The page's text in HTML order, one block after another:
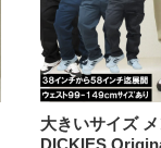
大きいサイズ
DICKIES